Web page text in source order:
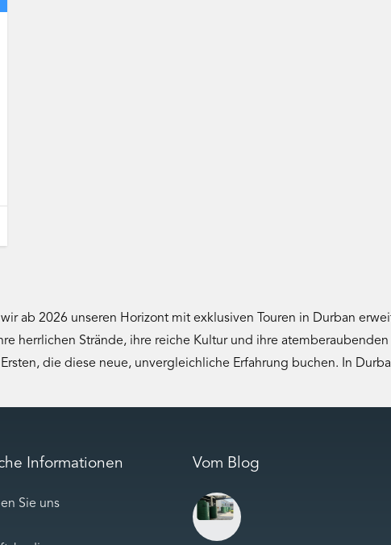
ab 2026 unseren Horizont mit exklusiven Touren in Durban
herrlichen Strände, ihre reiche Kultur und ihre
die diese neue, unvergleichliche Erfahrung buchen. In
Informationen
Sie uns
Vom Blog